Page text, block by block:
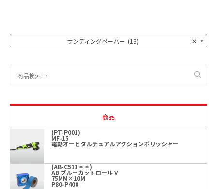
×
サンディングペーパー (13)
商品
(PT-P001)
MF-15
電動オービタルデュアルアクションポリッシャー
(AB-C511＊＊)
AB ブルーカットロール V
75MM×10M
P80-P400